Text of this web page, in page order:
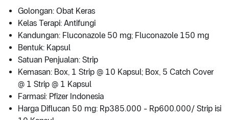
Golongan: Obat Keras
Kelas Terapi: Antifungi
Kandungan: Fluconazole 50 mg; Fluconazole 150 mg
Bentuk: Kapsul
Satuan Penjualan: Strip
Kemasan: Box, 1 Strip @ 10 Kapsul; Box, 5 Catch Cover
@ 1 Strip @ 1 Kapsul
Farmasi: Pfizer Indonesia
Harga Diflucan 50 mg: Rp385.000 - Rp600.000/ Strip isi